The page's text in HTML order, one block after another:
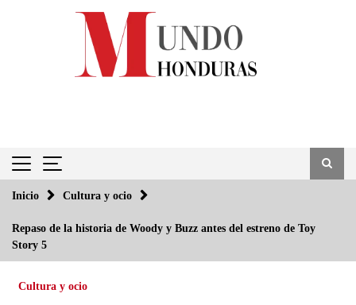
Inicio Cultura y ocio
Repaso de la historia de Woody y Buzz antes del estreno de Toy
Story 5
Cultura y ocio